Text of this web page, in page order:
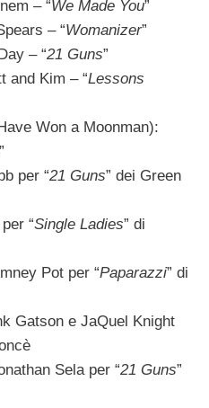
– “We Made You”
– “Womanizer”
– “21 Guns”
and Kim – “Lessons
Won a Moonman):
”
per “21 Guns” dei Green
“Single Ladies” di
Pot per “Paparazzi” di
Gatson e JaQuel Knight
Sela per “21 Guns”